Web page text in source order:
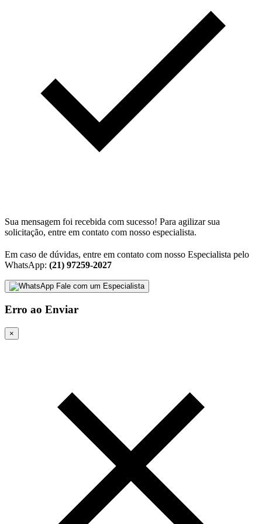
Sua mensagem foi recebida com sucesso! Para agilizar sua
solicitação, entre em contato com nosso especialista.
Em caso de dúvidas, entre em contato com nosso Especialista pelo
WhatsApp: (21) 97259-2027
Fale com um Especialista
Erro ao Enviar
×